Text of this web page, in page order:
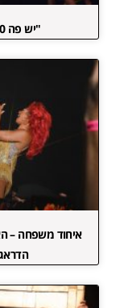
"יש פה 500 מלכות דראג, מה הולך פה?!'"
איחוד משפחה –